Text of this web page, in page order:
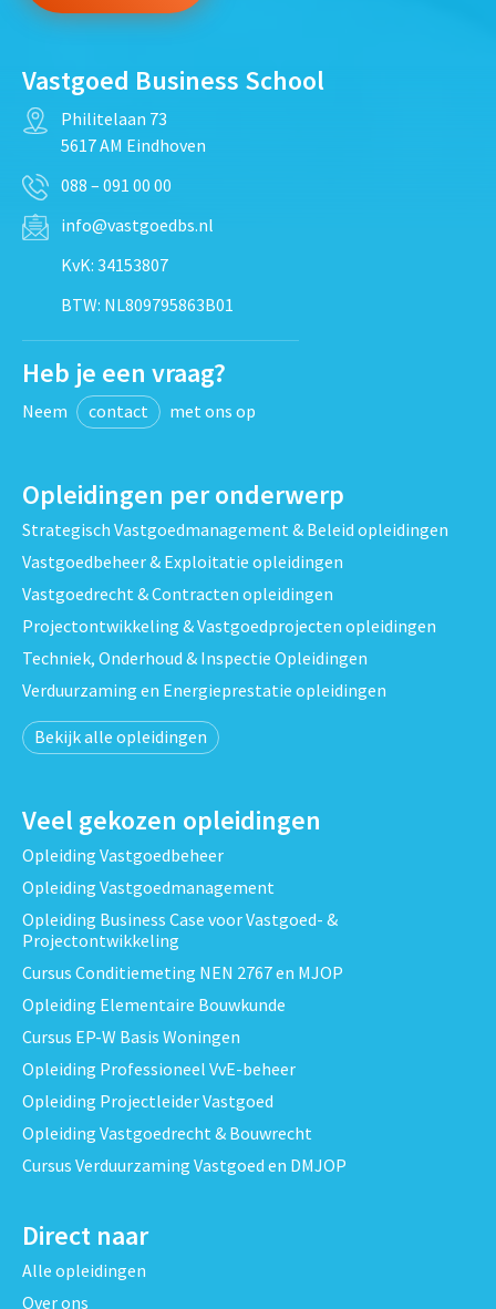
Vastgoed Business School
Philitelaan 73
5617 AM Eindhoven
088 – 091 00 00
info@vastgoedbs.nl
KvK: 34153807
BTW: NL809795863B01
Heb je een vraag?
Neem contact met ons op
Opleidingen per onderwerp
Strategisch Vastgoedmanagement & Beleid opleidingen
Vastgoedbeheer & Exploitatie opleidingen
Vastgoedrecht & Contracten opleidingen
Projectontwikkeling & Vastgoedprojecten opleidingen
Techniek, Onderhoud & Inspectie Opleidingen
Verduurzaming en Energieprestatie opleidingen
Bekijk alle opleidingen
Veel gekozen opleidingen
Opleiding Vastgoedbeheer
Opleiding Vastgoedmanagement
Opleiding Business Case voor Vastgoed- &
Projectontwikkeling
Cursus Conditiemeting NEN 2767 en MJOP
Opleiding Elementaire Bouwkunde
Cursus EP-W Basis Woningen
Opleiding Professioneel VvE-beheer
Opleiding Projectleider Vastgoed
Opleiding Vastgoedrecht & Bouwrecht
Cursus Verduurzaming Vastgoed en DMJOP
Direct naar
Alle opleidingen
Over ons